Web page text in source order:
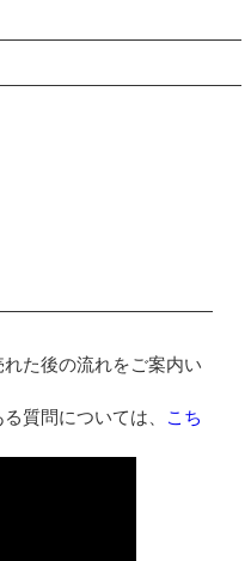
た後の流れをご案内い
質問については、
こち